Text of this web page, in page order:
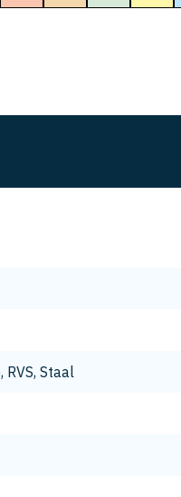
Staal